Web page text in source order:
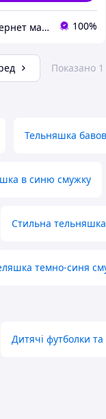
Інтернет магазин Берци 78 100%
Показано 1
Тельняшка
в синю смужку
Стильна
темно-синя
Дитячі футболки